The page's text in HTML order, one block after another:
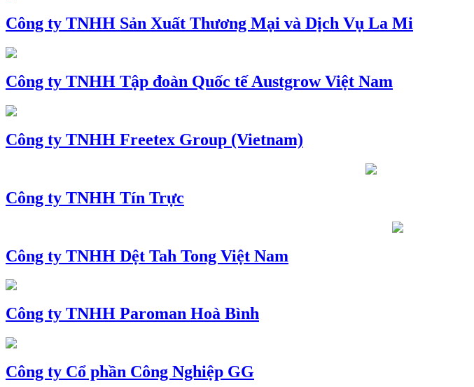
Công ty TNHH Sản Xuất Thương Mại và Dịch Vụ La Mi
Công ty TNHH Tập đoàn Quốc tế Austgrow Việt Nam
Công ty TNHH Freetex Group (Vietnam)
Công ty TNHH Tín Trực
Công ty TNHH Dệt Tah Tong Việt Nam
Công ty TNHH Paroman Hoà Bình
Công ty Cổ phần Công Nghiệp GG